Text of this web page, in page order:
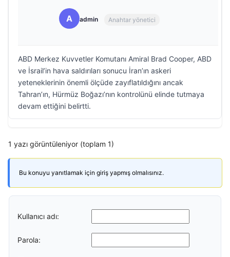
A admin Anahtar yönetici
ABD Merkez Kuvvetler Komutanı Amiral Brad Cooper, ABD
ve İsrail’in hava saldırıları sonucu İran’ın askeri
yeteneklerinin önemli ölçüde zayıflatıldığını ancak
Tahran’ın, Hürmüz Boğazı’nın kontrolünü elinde tutmaya
devam ettiğini belirtti.
1 yazı görüntüleniyor (toplam 1)
Bu konuyu yanıtlamak için giriş yapmış olmalısınız.
Kullanıcı adı:
Parola: